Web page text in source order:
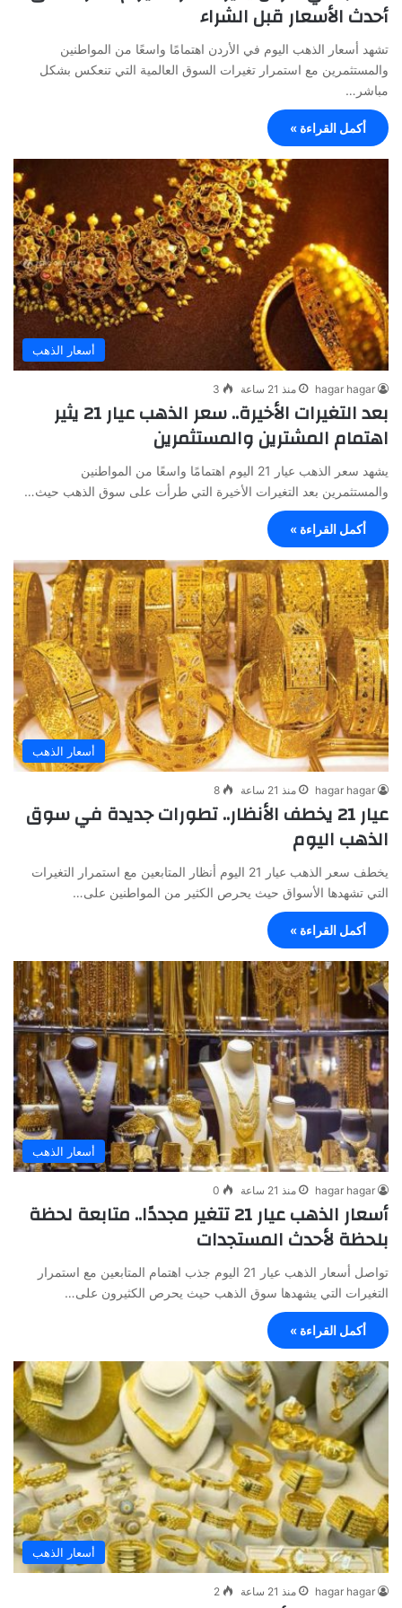
أحدث الأسعار قبل الشراء
تشهد أسعار الذهب اليوم في الأردن اهتمامًا واسعًا من المواطنين
والمستثمرين مع استمرار تغيرات السوق العالمية التي تنعكس بشكل
مباشر…
أكمل القراءة »
أسعار الذهب
hagar hagar منذ 21 ساعة 3
بعد التغيرات الأخيرة.. سعر الذهب عيار 21 يثير
اهتمام المشترين والمستثمرين
يشهد سعر الذهب عيار 21 اليوم اهتمامًا واسعًا من المواطنين
والمستثمرين بعد التغيرات الأخيرة التي طرأت على سوق الذهب حيث…
أكمل القراءة »
أسعار الذهب
hagar hagar منذ 21 ساعة 8
عيار 21 يخطف الأنظار.. تطورات جديدة في سوق
الذهب اليوم
يخطف سعر الذهب عيار 21 اليوم أنظار المتابعين مع استمرار التغيرات
التي تشهدها الأسواق حيث يحرص الكثير من المواطنين على…
أكمل القراءة »
أسعار الذهب
hagar hagar منذ 21 ساعة 0
أسعار الذهب عيار 21 تتغير مجددًا.. متابعة لحظة
بلحظة لأحدث المستجدات
تواصل أسعار الذهب عيار 21 اليوم جذب اهتمام المتابعين مع استمرار
التغيرات التي يشهدها سوق الذهب حيث يحرص الكثيرون على…
أكمل القراءة »
أسعار الذهب
hagar hagar منذ 21 ساعة 2